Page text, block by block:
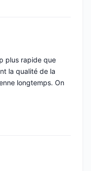
plus rapide que
la qualité de la
longtemps. On